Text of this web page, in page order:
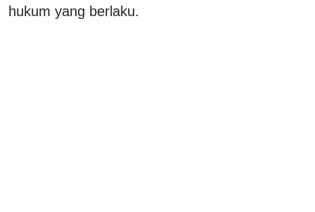
hukum yang berlaku.